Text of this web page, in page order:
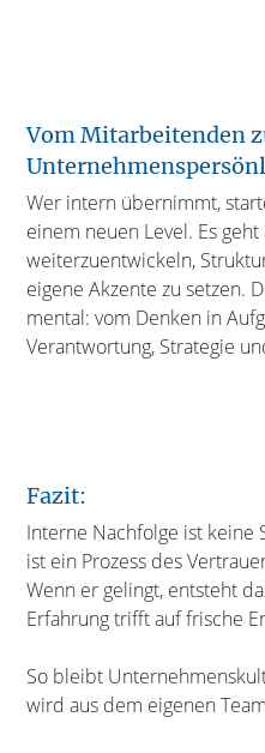
Vom Mitarbeitenden
Wer intern übernimmt,
einem neuen Level. Es
weiterzuentwickeln,
eigene Akzente zu setzen.
mental: vom Denken in
Verantwortung, Strategie
Fazit:
Interne Nachfolge ist keine
ist ein Prozess des
Wenn er gelingt, entsteht
Erfahrung trifft auf frische
So bleibt
wird aus dem eigenen